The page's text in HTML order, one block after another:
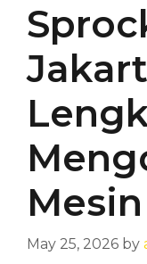
May 25, 2026 by